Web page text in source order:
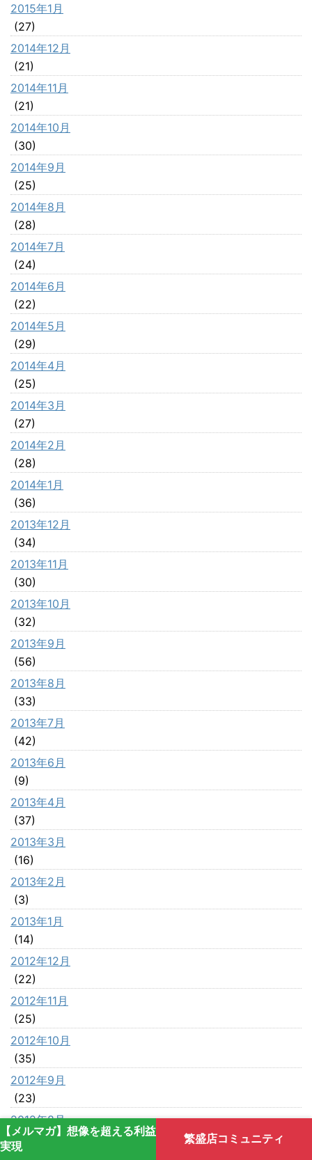
【メルマガ】想像を超える利益
実現
繁盛店コミュニティ
2015年1月
(27)
2014年12月
(21)
2014年11月
(21)
2014年10月
(30)
2014年9月
(25)
2014年8月
(28)
2014年7月
(24)
2014年6月
(22)
2014年5月
(29)
2014年4月
(25)
2014年3月
(27)
2014年2月
(28)
2014年1月
(36)
2013年12月
(34)
2013年11月
(30)
2013年10月
(32)
2013年9月
(56)
2013年8月
(33)
2013年7月
(42)
2013年6月
(9)
2013年4月
(37)
2013年3月
(16)
2013年2月
(3)
2013年1月
(14)
2012年12月
(22)
2012年11月
(25)
2012年10月
(35)
2012年9月
(23)
2012年8月
(42)